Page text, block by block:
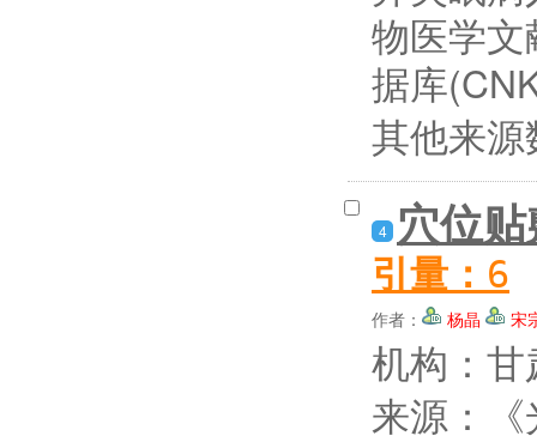
物医学
据库
其他来
4 穴位
引量： 6
作者： 杨晶 宋
机构：
来源：